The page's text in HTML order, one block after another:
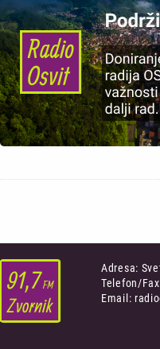
Adresa:
Telefon/
Email: